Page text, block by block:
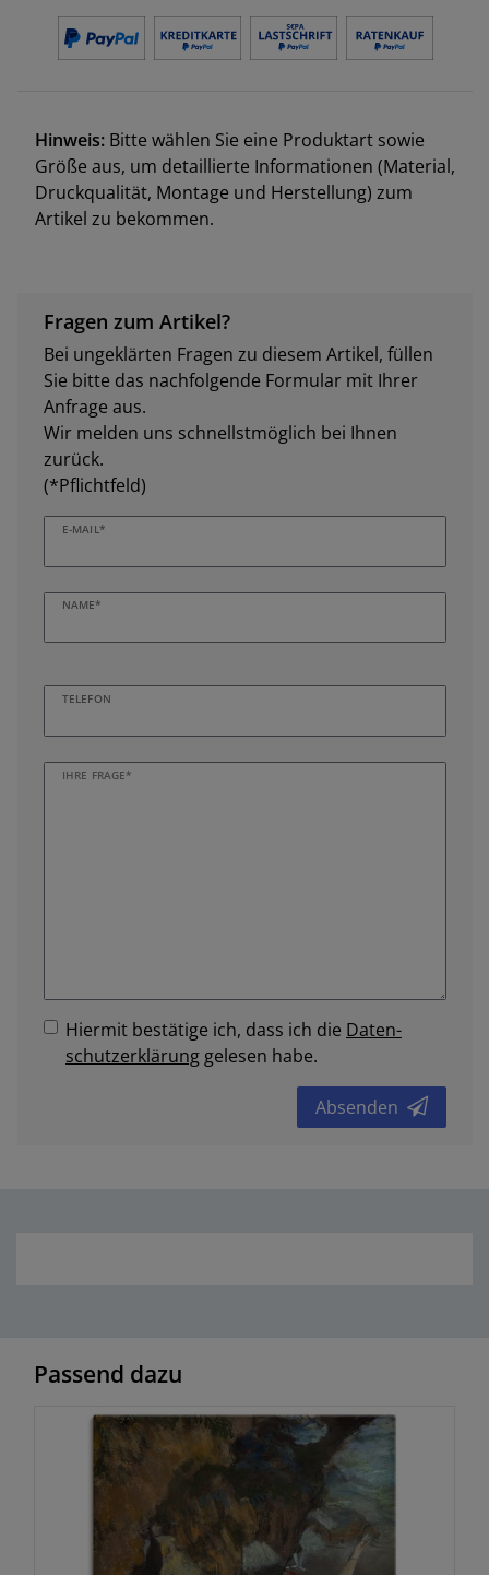
Hinweis: Bitte wählen Sie eine Produktart sowie
Größe aus, um detaillierte Informationen (Material,
Druckqualität, Montage und Herstellung) zum
Artikel zu bekommen.
Fragen zum Artikel?
Bei ungeklärten Fragen zu diesem Artikel, füllen
Sie bitte das nachfolgende Formular mit Ihrer
Anfrage aus.
Wir melden uns schnellstmöglich bei Ihnen
zurück.
(*Pflichtfeld)
E-MAIL*
NAME*
TELEFON
IHRE FRAGE*
Hiermit bestätige ich, dass ich die Daten­
schutz­erklärung gelesen habe.
Absenden
Passend dazu